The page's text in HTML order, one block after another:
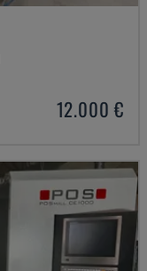
12.000 €